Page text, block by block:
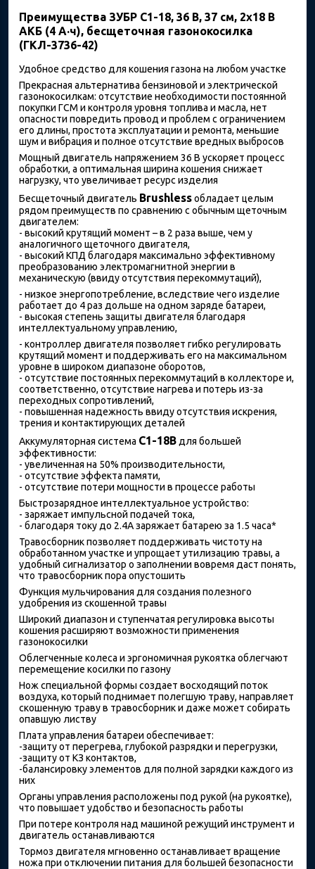
Преимущества ЗУБР С1-18, 36 В, 37 см, 2х18 В
АКБ (4 А·ч), бесщеточная газонокосилка
(ГКЛ-3736-42)
Удобное средство для кошения газона на любом участке
Прекрасная альтернатива бензиновой и электрической
газонокосилкам: отсутствие необходимости постоянной
покупки ГСМ и контроля уровня топлива и масла, нет
опасности повредить провод и проблем с ограничением
его длины, простота эксплуатации и ремонта, меньшие
шум и вибрация и полное отсутствие вредных выбросов
Мощный двигатель напряжением 36 В ускоряет процесс
обработки, а оптимальная ширина кошения снижает
нагрузку, что увеличивает ресурс изделия
Бесщеточный двигатель Brushlessобладает целым
рядом преимуществ по сравнению с обычным щеточным
двигателем:
- высокий крутящий момент – в 2 раза выше, чем у
аналогичного щеточного двигателя,
- высокий КПД благодаря максимально эффективному
преобразованию электромагнитной энергии в
механическую (ввиду отсутствия перекоммутаций),
- низкое энергопотребление, вследствие чего изделие
работает до 4 раз дольше на одном заряде батареи,
- высокая степень защиты двигателя благодаря
интеллектуальному управлению,
- контроллер двигателя позволяет гибко регулировать
крутящий момент и поддерживать его на максимальном
уровне в широком диапазоне оборотов,
- отсутствие постоянных перекоммутаций в коллекторе и,
соответственно, отсутствие нагрева и потерь из-за
переходных сопротивлений,
- повышенная надежность ввиду отсутствия искрения,
трения и контактирующих деталей
Аккумуляторная система С1-18В для большей
эффективности:
- увеличенная на 50% производительности,
- отсутствие эффекта памяти,
- отсутствие потери мощности в процессе работы
Быстрозарядное интеллектуальное устройство:
- заряжает импульсной подачей тока,
- благодаря току до 2.4А заряжает батарею за 1.5 часа*
Травосборник позволяет поддерживать чистоту на
обработанном участке и упрощает утилизацию травы, а
удобный сигнализатор о заполнении вовремя даст понять,
что травосборник пора опустошить
Функция мульчирования для создания полезного
удобрения из скошенной травы
Широкий диапазон и ступенчатая регулировка высоты
кошения расширяют возможности применения
газонокосилки
Облегченные колеса и эргономичная рукоятка облегчают
перемещение косилки по газону
Нож специальной формы создает восходящий поток
воздуха, который поднимает полегшую траву, направляет
скошенную траву в травосборник и даже может собирать
опавшую листву
Плата управления батареи обеспечивает:
-защиту от перегрева, глубокой разрядки и перегрузки,
-защиту от КЗ контактов,
-балансировку элементов для полной зарядки каждого из
них
Органы управления расположены под рукой (на рукоятке),
что повышает удобство и безопасность работы
При потере контроля над машиной режущий инструмент и
двигатель останавливаются
Тормоз двигателя мгновенно останавливает вращение
ножа при отключении питания для большей безопасности